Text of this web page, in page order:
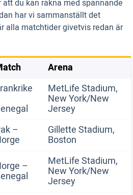
du kan räkna med spännande
har vi sammanställt det
alla matchtider givetvis redan är
Arena
MetLife Stadium,
New York/New
Jersey
– Gillette Stadium,
Boston
– MetLife Stadium,
New York/New
Jersey